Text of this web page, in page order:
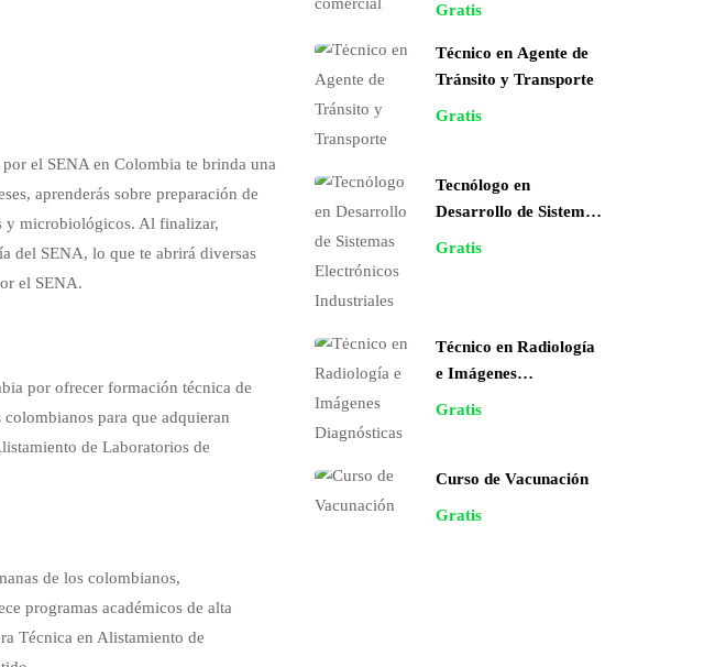
el SENA en Colombia te brinda una
aprenderás sobre preparación de
y microbiológicos. Al finalizar,
del SENA, lo que te abrirá diversas
el SENA.
por ofrecer formación técnica de
para que adquieran
de Laboratorios de
de los colombianos,
programas académicos de alta
Técnica en Alistamiento de
Gratis
Técnico en Agente de
Tránsito y Transporte
Gratis
Tecnólogo en
Desarrollo de Sistemas
Electrónicos
Gratis
Técnico en Radiología
e Imágenes
Diagnósticas
Gratis
Curso de Vacunación
Gratis